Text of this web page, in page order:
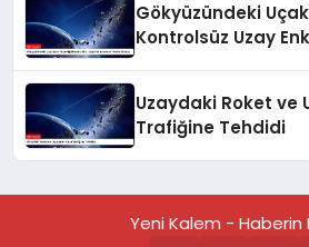
Gökyüzündeki
Kontrolsüz Uzay
Uzaydaki Roket ve
Trafiğine Tehdidi
Yeni Kalem - Haberin